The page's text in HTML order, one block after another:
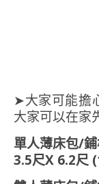
➤大家可能擔
大家可以在家
單人薄床包/
3.5尺X 6.2尺